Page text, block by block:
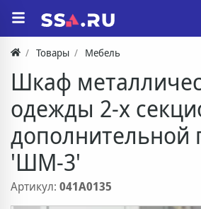
Товары Мебель
Шкаф
одежды 2-х
дополнительной
'ШМ-3'
Артикул: 041A0135